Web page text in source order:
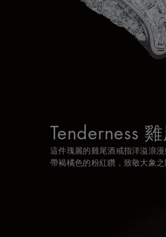
Tenderness
這件瑰麗的雞尾酒戒指洋溢浪
帶褐橘色的粉紅鑽，致敬大象之